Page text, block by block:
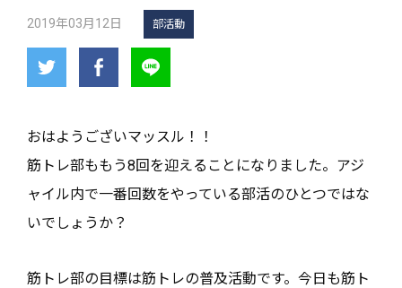
2019年03月12日 部活動
おはようございマッスル！！
筋トレ部ももう8回を迎えることになりました。アジ
ャイル内で一番回数をやっている部活のひとつではな
いでしょうか？
筋トレ部の目標は筋トレの普及活動です。今日も筋ト